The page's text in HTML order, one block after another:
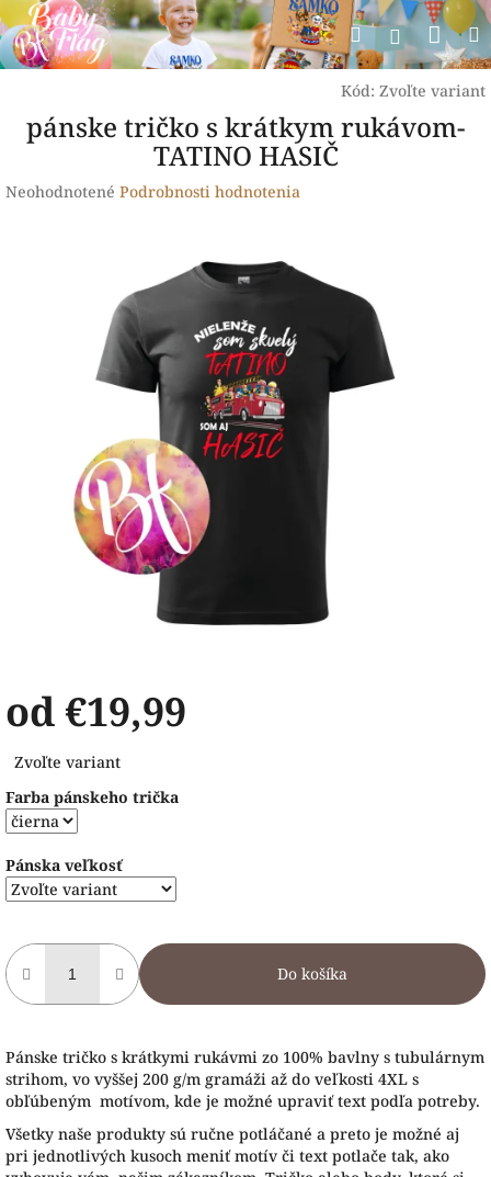
Prejsť
na
obsah
Hľadať
Kód: Zvoľte variant
pánske tričko s krátkym rukávom-
TATINO HASIČ
Priemerné
Neohodnotené Podrobnosti hodnotenia
od €19,99
cena:
Zvoľte variant
Farba pánskeho trička
Pánska veľkosť
Do košíka
Pánske tričko s krátkymi rukávmi zo 100% bavlny s tubulárnym
strihom, vo vyššej 200 g/m gramáži až do veľkosti 4XL s
obľúbeným motívom, kde je možné upraviť text podľa potreby.
Všetky naše produkty sú ručne potláčané a preto je možné aj
pri jednotlivých kusoch meniť motív či text potlače tak, ako